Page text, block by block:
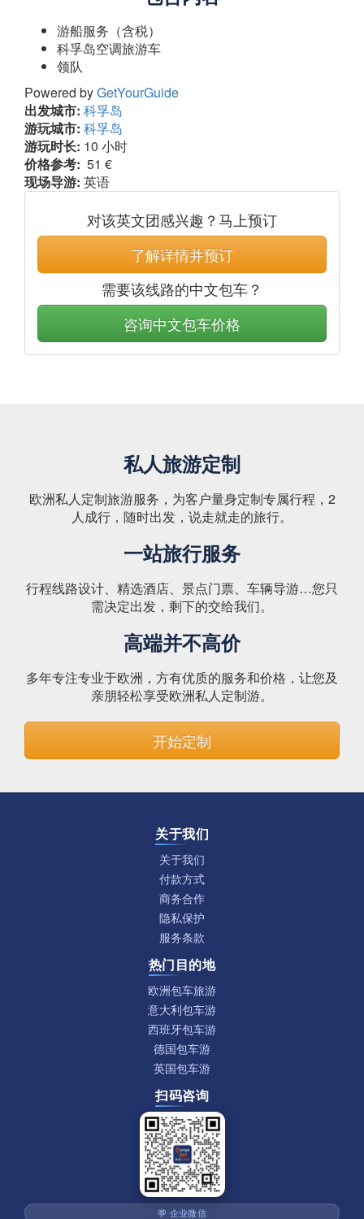
游船服务（含税）
科孚岛空调旅游车
领队
Powered byGetYourGuide
出发城市: 科孚岛
游玩城市: 科孚岛
游玩时长: 10 小时
价格参考: 51 €
现场导游: 英语
对该英文团感兴趣？马上预订
了解详情并预订
需要该线路的中文包车？
咨询中文包车价格
私人旅游定制
欧洲私人定制旅游服务，为客户量身定制专属行程，2
人成行，随时出发，说走就走的旅行。
一站旅行服务
行程线路设计、精选酒店、景点门票、车辆导游…您只
需决定出发，剩下的交给我们。
高端并不高价
多年专注专业于欧洲，方有优质的服务和价格，让您及
亲朋轻松享受欧洲私人定制游。
开始定制
关于我们
关于我们
付款方式
商务合作
隐私保护
服务条款
热门目的地
欧洲包车旅游
意大利包车游
西班牙包车游
德国包车游
英国包车游
扫码咨询
💬 企业微信